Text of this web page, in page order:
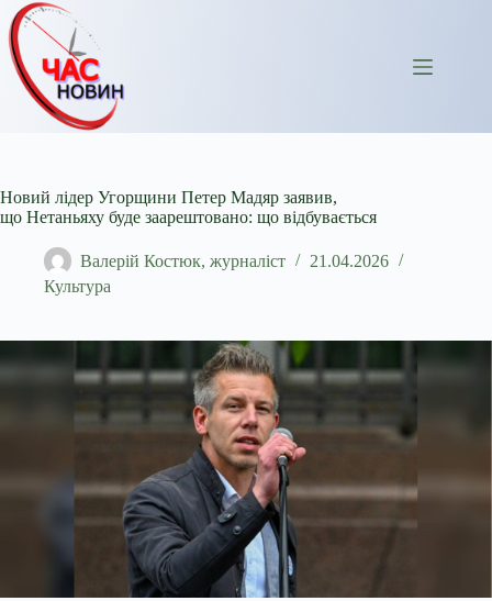
Перейти
до
вмісту
Новий лідер Угорщини Петер Мадяр заявив,
що Нетаньяху буде заарештовано: що відбувається
Валерій Костюк, журналіст
21.04.2026
Культура